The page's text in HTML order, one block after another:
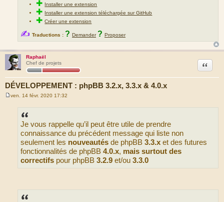
✚ Installer une extension
✚ Installer une extension téléchargée sur GitHub
✚Créer une extension
✍ Traductions : ? Demander ? Proposer
Raphaël
Chef de projets
DÉVELOPPEMENT : phpBB 3.2.x, 3.3.x & 4.0.x
Citation
ven. 14 févr. 2020 17:32
Je vous rappelle qu’il peut être utile de prendre
connaissance du précédent message qui liste non
seulement les nouveautés de phpBB 3.3.x et des futures
fonctionnalités de phpBB 4.0.x, mais surtout des
correctifs pour phpBB 3.2.9 et/ou 3.3.0